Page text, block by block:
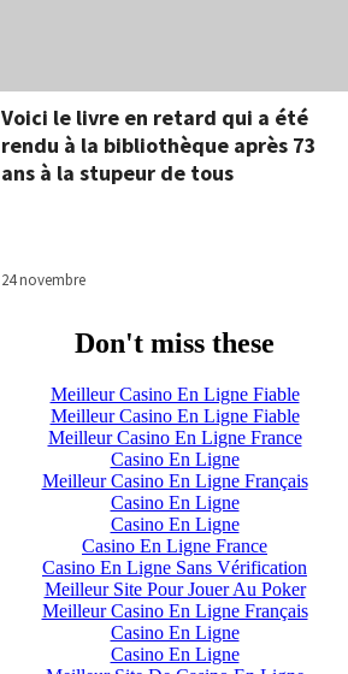
Voici le livre en retard qui a été
rendu à la bibliothèque après 73
ans à la stupeur de tous
24 novembre
Don't miss these
Meilleur Casino En Ligne Fiable
Meilleur Casino En Ligne Fiable
Meilleur Casino En Ligne France
Casino En Ligne
Meilleur Casino En Ligne Français
Casino En Ligne
Casino En Ligne
Casino En Ligne France
Casino En Ligne Sans Vérification
Meilleur Site Pour Jouer Au Poker
Meilleur Casino En Ligne Français
Casino En Ligne
Casino En Ligne